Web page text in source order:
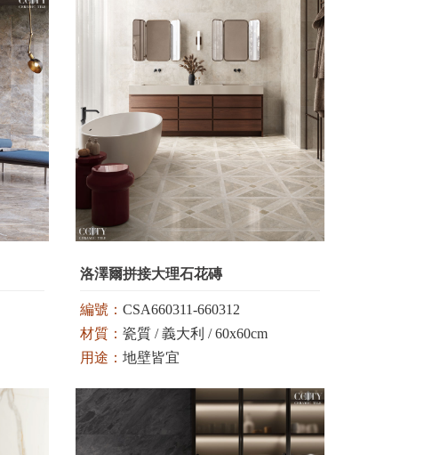
洛澤爾拼接大理石花磚
編號： CSA660311-660312
材質： 瓷質 / 義大利 / 60x60cm
用途： 地壁皆宜